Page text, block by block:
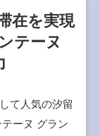
在を実現
テーヌ
て人気の汐留
ーヌ グラン